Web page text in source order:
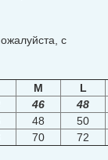
с
M
L
46
48
48
50
70 72